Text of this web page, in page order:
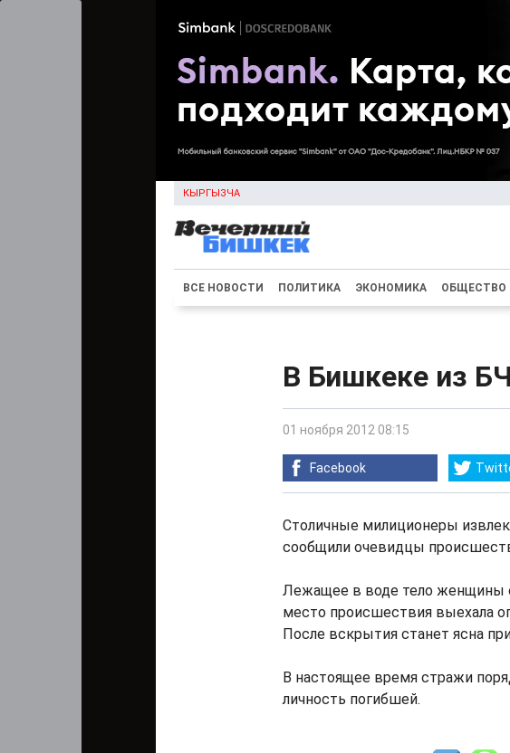
КЫРГЫЗЧА
ВСЕ НОВОСТИ ПОЛИТИКА ЭКОНОМИКА ОБЩЕСТВО
В Бишкеке из
01 ноября 2012 08:15
Facebook
Столичные милиционеры
сообщили очевидцы
Лежащее в воде тело женщины
место происшествия выехала
После вскрытия станет ясна
В настоящее время стражи
личность погибшей.